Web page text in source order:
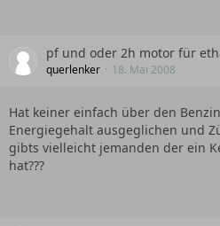
pf und oder 2h motor für
querlenker 18. Mai 2008
Hat keiner einfach über den
Energiegehalt ausgeglichen und
gibts vielleicht jemanden der ein
hat???